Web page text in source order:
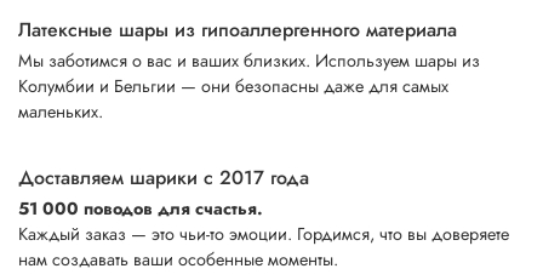
Латексные шары из гипоаллергенного материала
Мы заботимся о вас и ваших близких. Используем шары из
Колумбии и Бельгии — они безопасны даже для самых
маленьких.
Доставляем шарики с 2017 года
51 000 поводов для счастья.
Каждый заказ — это чьи-то эмоции. Гордимся, что вы доверяете
нам создавать ваши особенные моменты.